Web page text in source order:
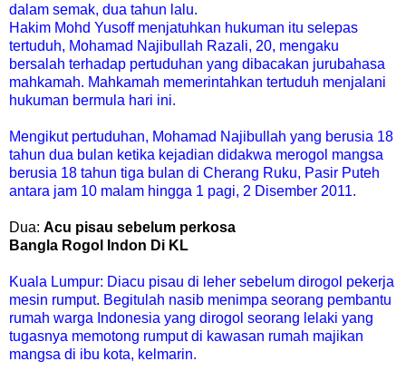
dalam semak, dua tahun lalu.
Hakim Mohd Yusoff menjatuhkan hukuman itu selepas
tertuduh, Mohamad Najibullah Razali, 20, mengaku
bersalah terhadap pertuduhan yang dibacakan jurubahasa
mahkamah. Mahkamah memerintahkan tertuduh menjalani
hukuman bermula hari ini.
Mengikut pertuduhan, Mohamad Najibullah yang berusia 18
tahun dua bulan ketika kejadian didakwa merogol mangsa
berusia 18 tahun tiga bulan di Cherang Ruku, Pasir Puteh
antara jam 10 malam hingga 1 pagi, 2 Disember 2011.
Dua: Acu pisau sebelum perkosa
Bangla Rogol Indon Di KL
Kuala Lumpur: Diacu pisau di leher sebelum dirogol pekerja
mesin rumput. Begitulah nasib menimpa seorang pembantu
rumah warga Indonesia yang dirogol seorang lelaki yang
tugasnya memotong rumput di kawasan rumah majikan
mangsa di ibu kota, kelmarin.